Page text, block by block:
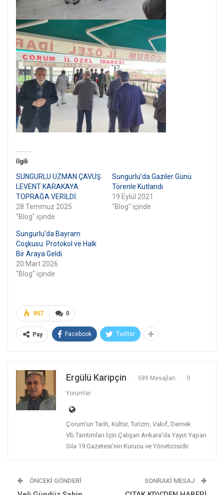
İlgili
SUNGURLU UZMAN ÇAVUŞ
LEVENT KARAKAYA
TOPRAĞA VERİLDİ.
28 Temmuz 2025
"Blog" içinde
Sungurlu’da Gaziler Günü
Törenle Kutlandı
19 Eylül 2021
"Blog" içinde
Sungurlu’da Bayram
Coşkusu: Protokol ve Halk
Bir Araya Geldi.
20 Mart 2026
"Blog" içinde
0
957
Pay Facebook Twitter
Ergülü Karipçin 589 Mesajları 0
Yorumlar
Çorum'un Tarih, Kültür, Turizm, Vakıf, Dernek
Vb.Tanıtımları İçin Çalışan Ankara'da Yayın Yapan
Sıla 19 Gazetesi'nin Kurucu ve Yöneticisidir.
ÖNCEKI GÖNDERI SONRAKI MESAJ